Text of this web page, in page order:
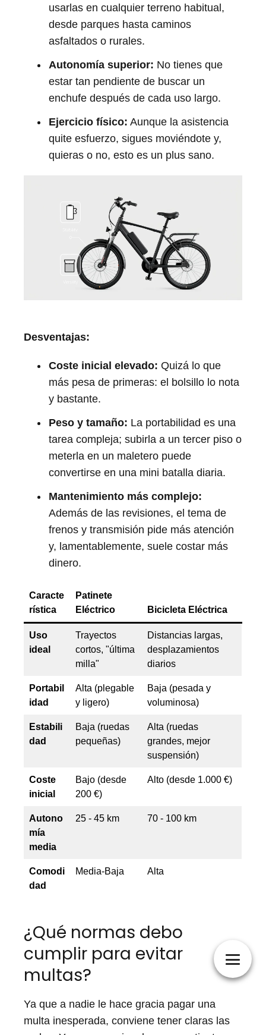
usarlas en cualquier terreno habitual,
desde parques hasta caminos
asfaltados o rurales.
Autonomía superior: No tienes que
estar tan pendiente de buscar un
enchufe después de cada uso largo.
Ejercicio físico: Aunque la asistencia
quite esfuerzo, sigues moviéndote y,
quieras o no, esto es un plus sano.
Desventajas:
Coste inicial elevado: Quizá lo que
más pesa de primeras: el bolsillo lo nota
y bastante.
Peso y tamaño: La portabilidad es una
tarea compleja; subirla a un tercer piso o
meterla en un maletero puede
convertirse en una mini batalla diaria.
Mantenimiento más complejo:
Además de las revisiones, el tema de
frenos y transmisión pide más atención
y, lamentablemente, suele costar más
dinero.
Caracte
rística
Patinete
Eléctrico
Bicicleta Eléctrica
Uso
ideal
Trayectos
cortos, "última
milla"
Distancias largas,
desplazamientos
diarios
Portabil
idad
Alta (plegable
y ligero)
Baja (pesada y
voluminosa)
Estabili
dad
Baja (ruedas
pequeñas)
Alta (ruedas
grandes, mejor
suspensión)
Coste
inicial
Bajo (desde
200 €)
Alto (desde 1.000 €)
Autono
mía
media
25 - 45 km 70 - 100 km
Comodi
dad
Media-Baja Alta
¿Qué normas debo
cumplir para evitar
multas?
Ya que a nadie le hace gracia pagar una
multa inesperada, conviene tener claras las